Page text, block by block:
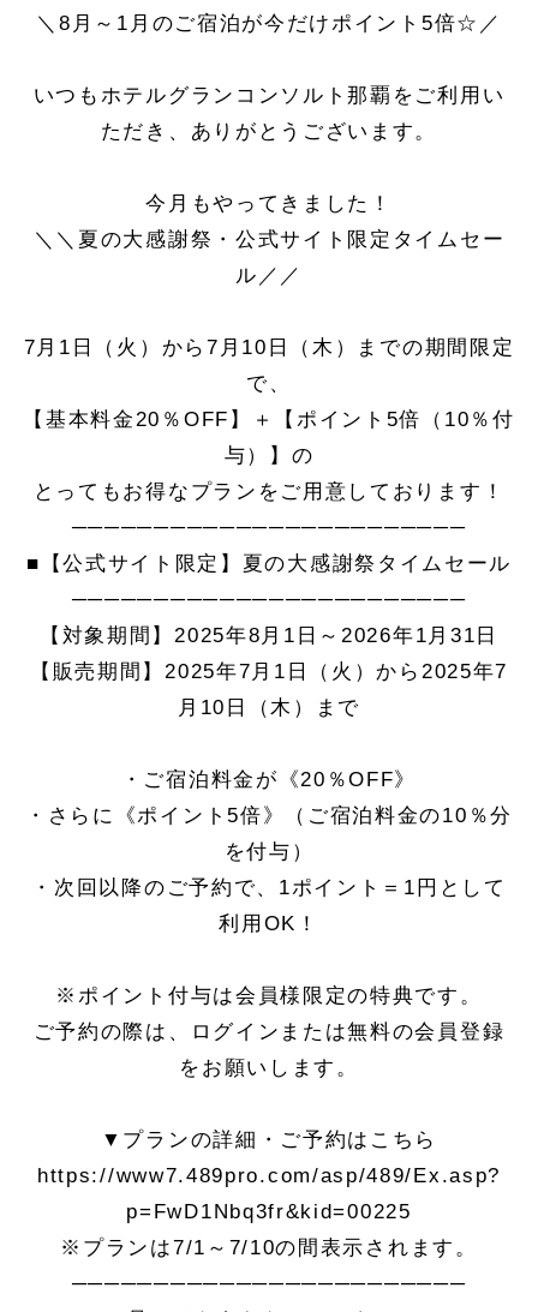
＼8月～1月のご宿泊が今だけポイント5倍☆／
いつもホテルグランコンソルト那覇をご利用い
ただき、ありがとうございます。
今月もやってきました！
＼＼夏の大感謝祭・公式サイト限定タイムセー
ル／／
7月1日（火）から7月10日（木）までの期間限定
で、
【基本料金20％OFF】＋【ポイント5倍（10％付
与）】の
とってもお得なプランをご用意しております！
────────────────────────
■【公式サイト限定】夏の大感謝祭タイムセール
────────────────────────
【対象期間】2025年8月1日～2026年1月31日
【販売期間】2025年7月1日（火）から2025年7
月10日（木）まで
・ご宿泊料金が《20％OFF》
・さらに《ポイント5倍》（ご宿泊料金の10％分
を付与）
・次回以降のご予約で、1ポイント＝1円として
利用OK！
※ポイント付与は会員様限定の特典です。
ご予約の際は、ログインまたは無料の会員登録
をお願いします。
▼プランの詳細・ご予約はこちら
https://www7.489pro.com/asp/489/Ex.asp?
p=FwD1Nbq3fr&kid=00225
※プランは7/1～7/10の間表示されます。
────────────────────────
マイページ
ご予約の確認・変更・キャンセル
法人会員様ログイン